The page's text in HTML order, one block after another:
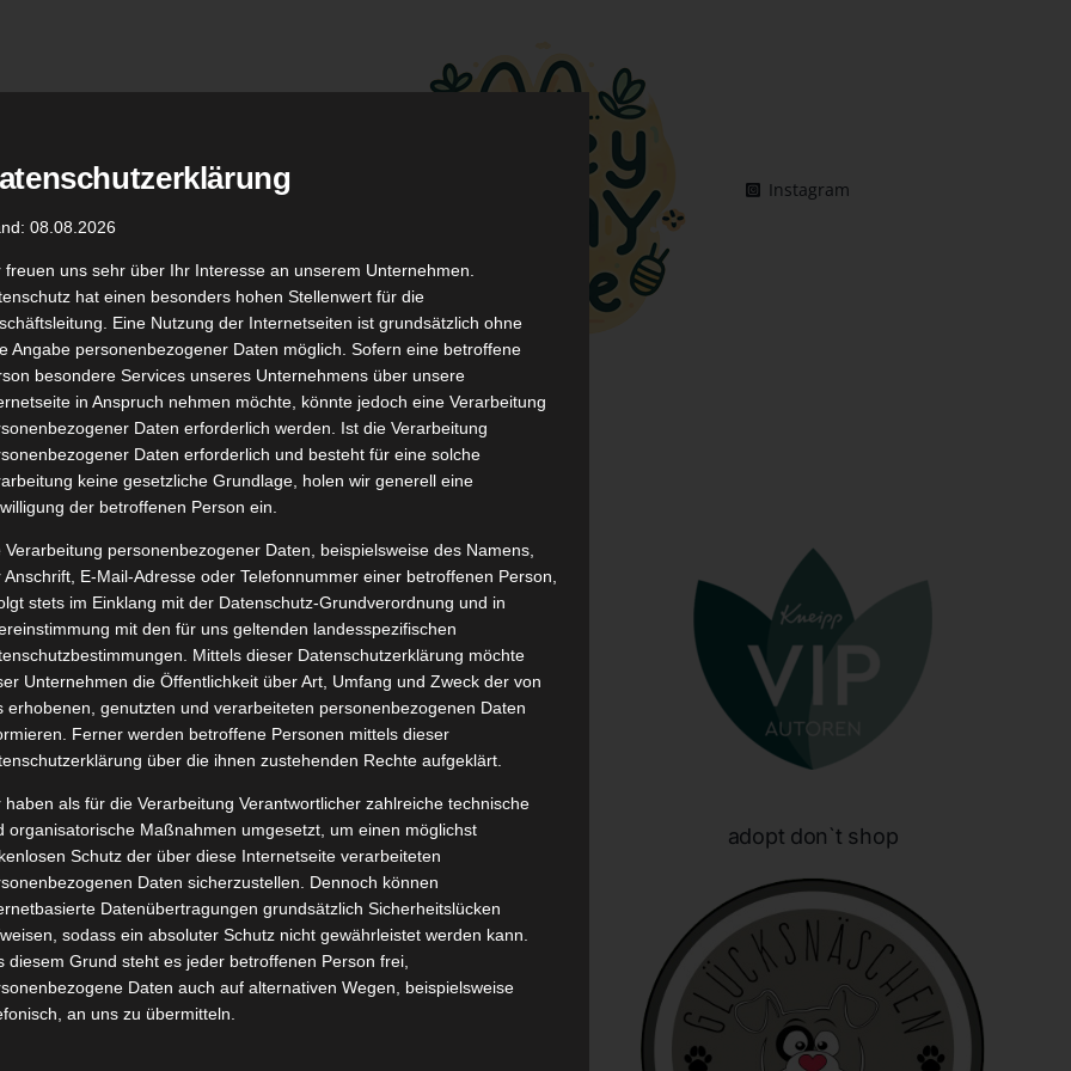
Düfte Coupon Codes Instagram
TikTok YouTube Kontakt
GLOSS BOSS von Clean Gang
Mai 6, 2023 | Haushalt,Produktvorstellungen,Reinigung,Vegan
Weiterlesen
Holste Kaiser Natron
März 10, 2021 | Produktvorstellungen,Reinigung
adopt don`t shop
08.08.2026
freuen uns sehr über Ihr Interesse an unserem Unternehmen.
hat einen besonders hohen Stellenwert für die
Eine Nutzung der Internetseiten ist grundsätzlich ohne
Angabe personenbezogener Daten möglich. Sofern eine betroffene
besondere Services unseres Unternehmens über unsere
in Anspruch nehmen möchte, könnte jedoch eine Verarbeitung
Daten erforderlich werden. Ist die Verarbeitung
Daten erforderlich und besteht für eine solche
keine gesetzliche Grundlage, holen wir generell eine
der betroffenen Person ein.
Verarbeitung personenbezogener Daten, beispielsweise des Namens,
Anschrift, E-Mail-Adresse oder Telefonnummer einer betroffenen Person,
stets im Einklang mit der Datenschutz-Grundverordnung und in
mit den für uns geltenden landesspezifischen
Mittels dieser Datenschutzerklärung möchte
Unternehmen die Öffentlichkeit über Art, Umfang und Zweck der von
erhobenen, genutzten und verarbeiteten personenbezogenen Daten
Ferner werden betroffene Personen mittels dieser
über die ihnen zustehenden Rechte aufgeklärt.
haben als für die Verarbeitung Verantwortlicher zahlreiche technische
organisatorische Maßnahmen umgesetzt, um einen möglichst
Schutz der über diese Internetseite verarbeiteten
Daten sicherzustellen. Dennoch können
Datenübertragungen grundsätzlich Sicherheitslücken
sodass ein absoluter Schutz nicht gewährleistet werden kann.
diesem Grund steht es jeder betroffenen Person frei,
Daten auch auf alternativen Wegen, beispielsweise
an uns zu übermitteln.